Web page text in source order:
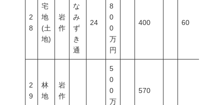
2
8
宅
地
(土
地)
岩
作
な
み
ず
き
通
24
8
0
0
万
円
400 60
2
9
林
地
岩
作
5
0
0
万
570